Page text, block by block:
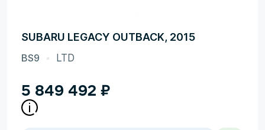
SUBARU LEGACY OUTBACK, 2015
BS9 LTD
5 849 492 ₽